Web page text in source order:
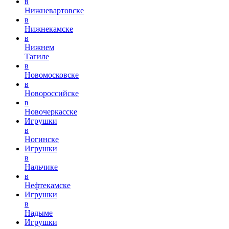
Нижневартовске
в
Нижнекамске
в
Нижнем
Тагиле
в
Новомосковске
в
Новороссийске
в
Новочеркасске
Игрушки
в
Ногинске
Игрушки
в
Нальчике
в
Нефтекамске
Игрушки
в
Надыме
Игрушки